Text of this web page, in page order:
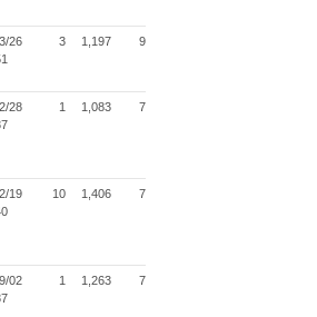
26
3 1,197 9
28
1 1,083 7
19
10 1,406 7
02
1 1,263 7